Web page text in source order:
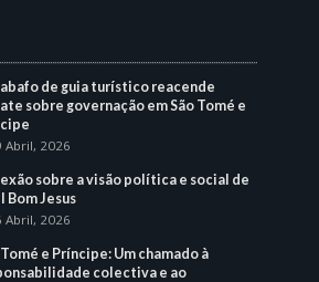
de guia turístico reacende
sobre governação em São Tomé e
Abril, 2026
sobre a visão política e social de
Bom Jesus
Abril, 2026
e Príncipe: Um chamado à
colectiva e ao